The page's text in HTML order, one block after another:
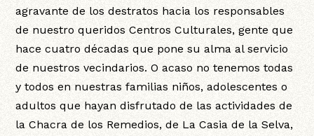
agravante de los destratos hacia los responsables
de nuestro queridos Centros Culturales, gente que
hace cuatro décadas que pone su alma al servicio
de nuestros vecindarios. O acaso no tenemos todas
y todos en nuestras familias niños, adolescentes o
adultos que hayan disfrutado de las actividades de
la Chacra de los Remedios, de La Casia de la Selva,